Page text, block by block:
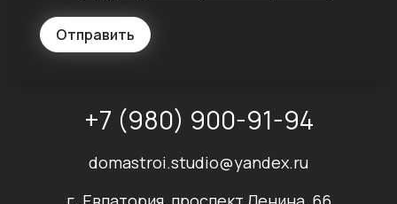
Отправить
+7 (980) 900-91-94
domastroi.studio@yandex.ru